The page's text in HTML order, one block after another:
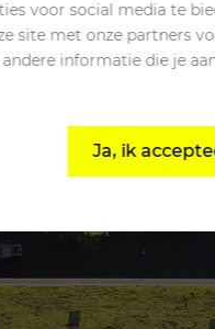
voor social media te
site met onze partners
informatie die je
Ja, ik